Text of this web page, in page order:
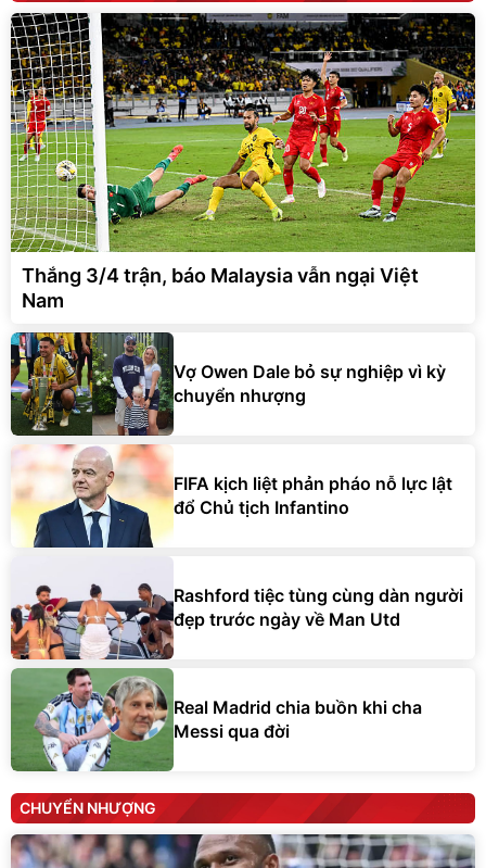
Thắng 3/4 trận, báo Malaysia vẫn ngại Việt
Nam
Vợ Owen Dale bỏ sự nghiệp vì kỳ
chuyển nhượng
FIFA kịch liệt phản pháo nỗ lực lật
đổ Chủ tịch Infantino
Rashford tiệc tùng cùng dàn người
đẹp trước ngày về Man Utd
Real Madrid chia buồn khi cha
Messi qua đời
CHUYỂN NHƯỢNG